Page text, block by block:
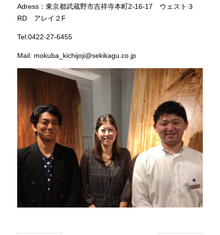
Adress：東京都武蔵野市吉祥寺本町2‐16‐17 ウェスト３
RD アレイ２F
Tel:0422-27-6455
Mail: mokuba_kichijoji@sekikagu.co.jp